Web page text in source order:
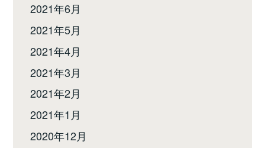
2021年6月
2021年5月
2021年4月
2021年3月
2021年2月
2021年1月
2020年12月